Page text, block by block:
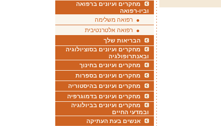
מחקרים ועיונים ברפואה
וביו-רפואה
רפואה משלימה
רפואה אלטרנטיבית
הבריאות שלך
מחקרים ועיונים בסוציולוגיה
ובאנתרופולגיה
מחקרים ועיונים בחינוך
מחקרים ועיונים בספרות
מחקרים ועיונים בהיסטוריה
מחקרים ועיונים בדמוגרפיה
מחקרים ועיונים בביולוגיה
ובמדעי החיים
אנשים בעת העתיקה